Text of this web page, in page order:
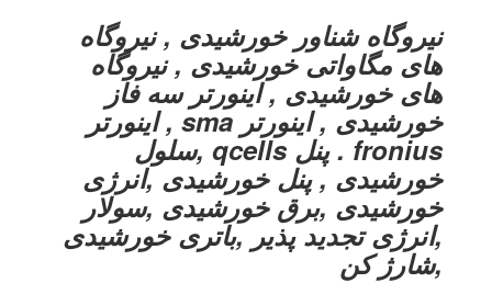
نیروگاه شناور خورشیدی , نیروگاه
های مگاواتی خورشیدی , نیروگاه
های خورشیدی , اینورتر سه فاز
خورشیدی , اینورتر sma , اینورتر
fronius . پنل qcells ,سلول
خورشیدی , پنل خورشیدی ,انرژی
خورشیدی ,برق خورشیدی ,سولار
,انرژی تجدید پذیر ,باتری خورشیدی
,شارژ کن